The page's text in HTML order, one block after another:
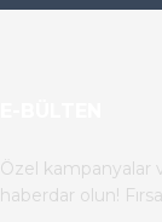
Özel kampanyalar
haberdar olun!